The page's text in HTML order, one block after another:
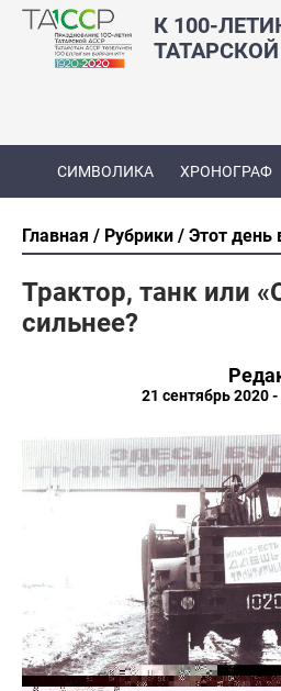
К 100-
СИМВОЛИКА ХРОНОГРАФ
Главная Рубрики Этот день
Трактор, танк или
сильнее?
21 сентябрь 2020